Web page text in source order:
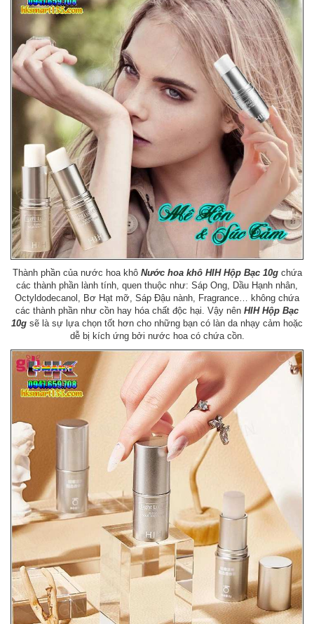
Thành phần của nước hoa khô Nước hoa khô HIH Hộp Bạc 10gchứa
các thành phần lành tính, quen thuộc như: Sáp Ong, Dầu Hạnh nhân,
Octyldodecanol, Bơ Hạt mỡ, Sáp Đậu nành, Fragrance… không chứa
các thành phần như cồn hay hóa chất độc hại. Vậy nên HIH Hộp Bạc
10g sẽ là sự lựa chọn tốt hơn cho những bạn có làn da nhạy cảm hoặc
dễ bị kích ứng bởi nước hoa có chứa cồn.